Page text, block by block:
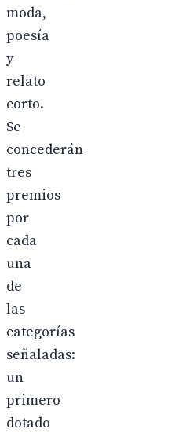
moda,
poesía
y
relato
corto.
Se
concederán
tres
premios
por
cada
una
de
las
categorías
señaladas:
un
primero
dotado